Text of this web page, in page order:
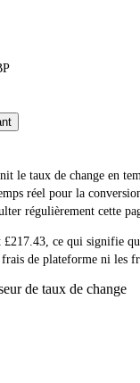
le taux de change en
réel pour la
régulièrement cette
ce qui signifie
de plateforme ni les
de taux de change